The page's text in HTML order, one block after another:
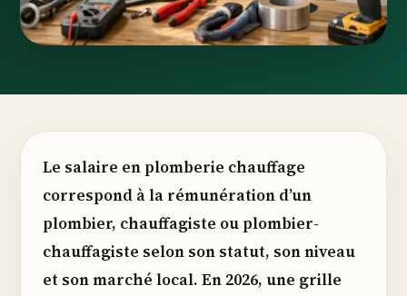
Le salaire en plomberie chauffage
correspond à la rémunération d’un
plombier, chauffagiste ou plombier-
chauffagiste selon son statut, son niveau
et son marché local. En 2026, une grille